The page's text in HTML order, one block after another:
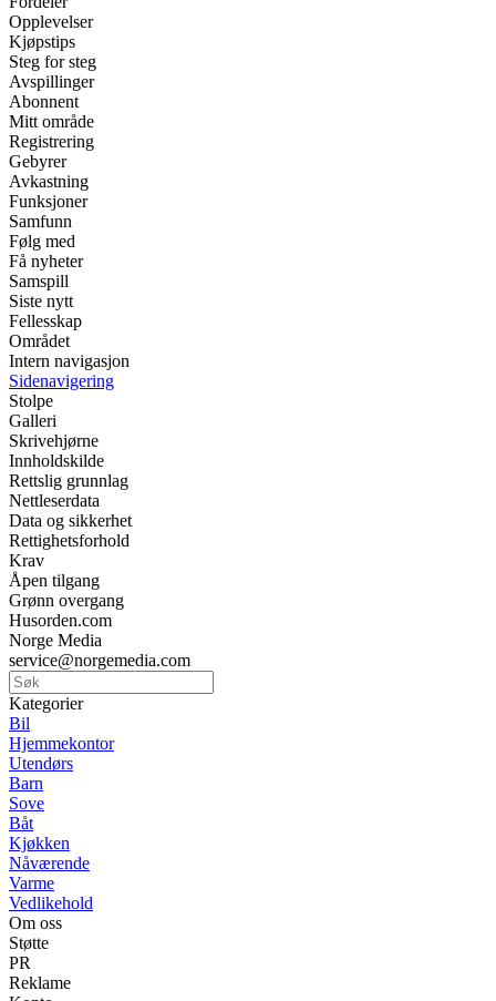
Opplevelser
Kjøpstips
Steg for steg
Avspillinger
Abonnent
Mitt område
Registrering
Gebyrer
Avkastning
Funksjoner
Samfunn
Følg med
Få nyheter
Samspill
Siste nytt
Fellesskap
Området
Intern navigasjon
Sidenavigering
Stolpe
Galleri
Skrivehjørne
Innholdskilde
Rettslig grunnlag
Nettleserdata
Data og sikkerhet
Rettighetsforhold
Krav
Åpen tilgang
Grønn overgang
Husorden.com
Norge Media
service@norgemedia.com
Kategorier
Bil
Hjemmekontor
Utendørs
Barn
Sove
Båt
Kjøkken
Nåværende
Varme
Vedlikehold
Om oss
Støtte
PR
Reklame